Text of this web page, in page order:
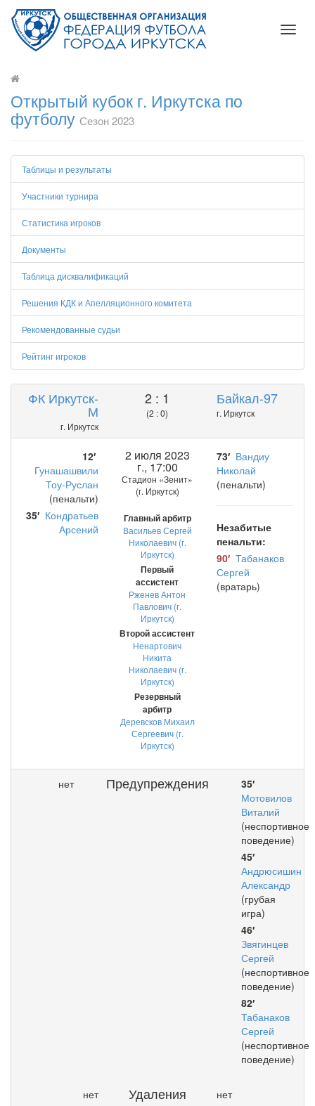
Открытый кубок г. Иркутска по
футболу Сезон 2023
Таблицы и результаты
Участники турнира
Статистика игроков
Документы
Таблица дисквалификаций
Решения КДК и Апелляционного комитета
Рекомендованные судьи
Рейтинг игроков
ФК Иркутск-
М
г. Иркутск
2 : 1
(2 : 0)
Байкал-97
г. Иркутск
12′
Гунашашвили
Тоу-Руслан
(пенальти)
35′ Кондратьев
Арсений
2 июля 2023
г., 17:00
Стадион «Зенит»
(г. Иркутск)
Главный арбитр
Васильев Сергей
Николаевич (г.
Иркутск)
Первый
ассистент
Рженев Антон
Павлович (г.
Иркутск)
Второй ассистент
Ненартович
Никита
Николаевич (г.
Иркутск)
Резервный
арбитр
Деревсков Михаил
Сергеевич (г.
Иркутск)
73′ Вандиу
Николай
(пенальти)
Незабитые
пенальти:
90′ Табанаков
Сергей
(вратарь)
нет Предупреждения
35′
Мотовилов
Виталий
(неспортивное
поведение)
45′
Андрюсишин
Александр
(грубая
игра)
46′
Звягинцев
Сергей
(неспортивное
поведение)
82′
Табанаков
Сергей
(неспортивное
поведение)
нет Удаления нет